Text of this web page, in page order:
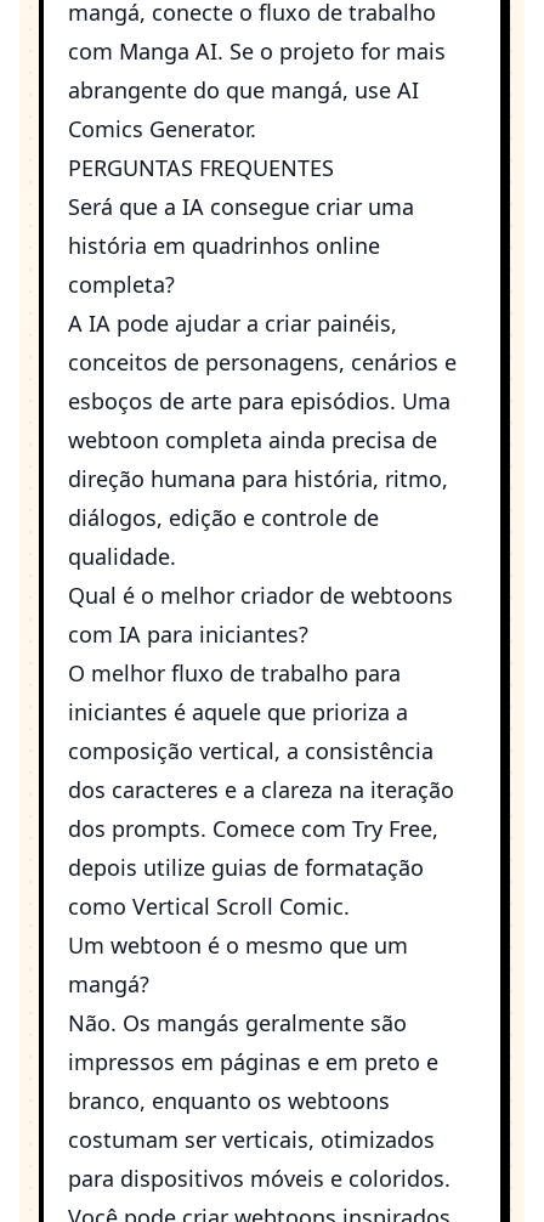
mangá, conecte o fluxo de trabalho
com Manga AI. Se o projeto for mais
abrangente do que mangá, use AI
Comics Generator.
PERGUNTAS FREQUENTES
Será que a IA consegue criar uma
história em quadrinhos online
completa?
A IA pode ajudar a criar painéis,
conceitos de personagens, cenários e
esboços de arte para episódios. Uma
webtoon completa ainda precisa de
direção humana para história, ritmo,
diálogos, edição e controle de
qualidade.
Qual é o melhor criador de webtoons
com IA para iniciantes?
O melhor fluxo de trabalho para
iniciantes é aquele que prioriza a
composição vertical, a consistência
dos caracteres e a clareza na iteração
dos prompts. Comece com Try Free,
depois utilize guias de formatação
como Vertical Scroll Comic.
Um webtoon é o mesmo que um
mangá?
Não. Os mangás geralmente são
impressos em páginas e em preto e
branco, enquanto os webtoons
costumam ser verticais, otimizados
para dispositivos móveis e coloridos.